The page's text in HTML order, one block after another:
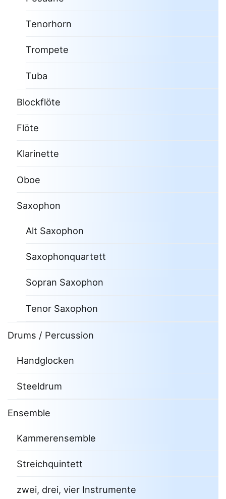
Tenorhorn
Trompete
Tuba
Blockflöte
Flöte
Klarinette
Oboe
Saxophon
Alt Saxophon
Saxophonquartett
Sopran Saxophon
Tenor Saxophon
Drums / Percussion
Handglocken
Steeldrum
Ensemble
Kammerensemble
Streichquintett
zwei, drei, vier Instrumente